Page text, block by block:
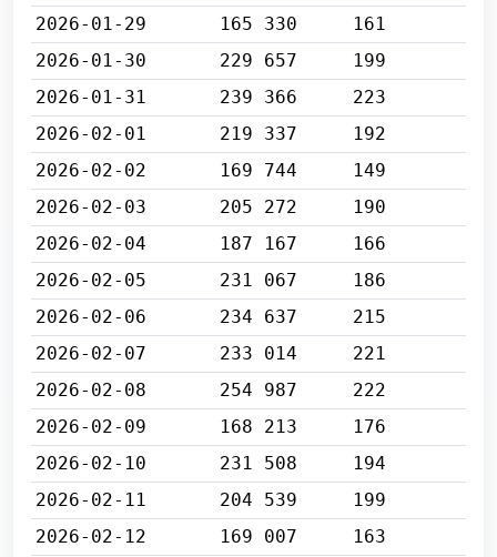
2026-01-29
165 330
161
2026-01-30
229 657
199
2026-01-31
239 366
223
2026-02-01
219 337
192
2026-02-02
169 744
149
2026-02-03
205 272
190
2026-02-04
187 167
166
2026-02-05
231 067
186
2026-02-06
234 637
215
2026-02-07
233 014
221
2026-02-08
254 987
222
2026-02-09
168 213
176
2026-02-10
231 508
194
2026-02-11
204 539
199
2026-02-12
169 007
163